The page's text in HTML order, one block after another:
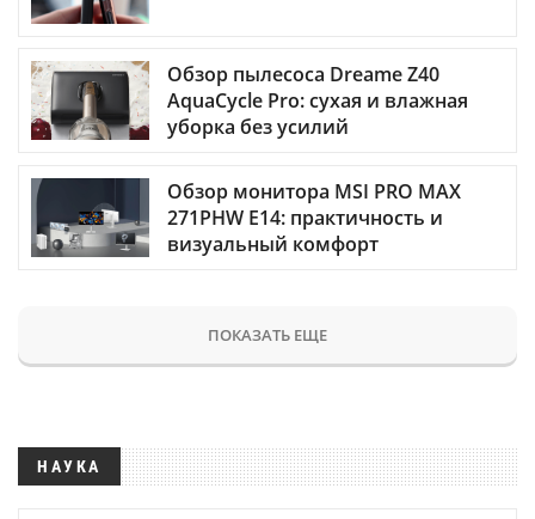
Обзор пылесоса Dreame Z40
AquaCycle Pro: сухая и влажная
уборка без усилий
Обзор монитора MSI PRO MAX
271PHW E14: практичность и
визуальный комфорт
ПОКАЗАТЬ ЕЩЕ
НАУКА